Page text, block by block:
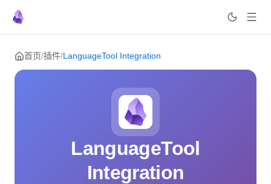
Skip to content
首页/插件/LanguageTool Integration
LanguageTool
Integration